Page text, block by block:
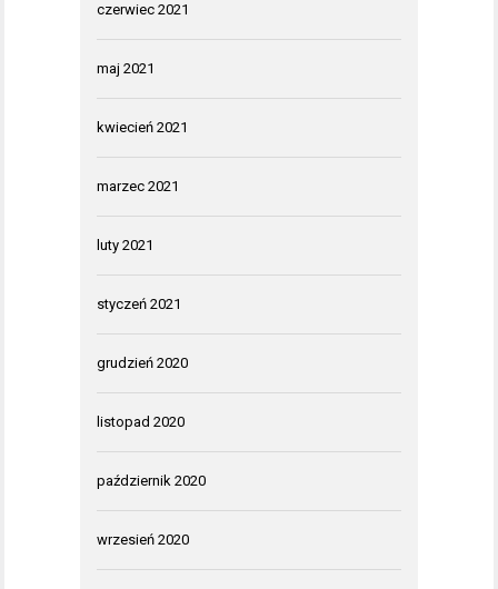
czerwiec 2021
maj 2021
kwiecień 2021
marzec 2021
luty 2021
styczeń 2021
grudzień 2020
listopad 2020
październik 2020
wrzesień 2020